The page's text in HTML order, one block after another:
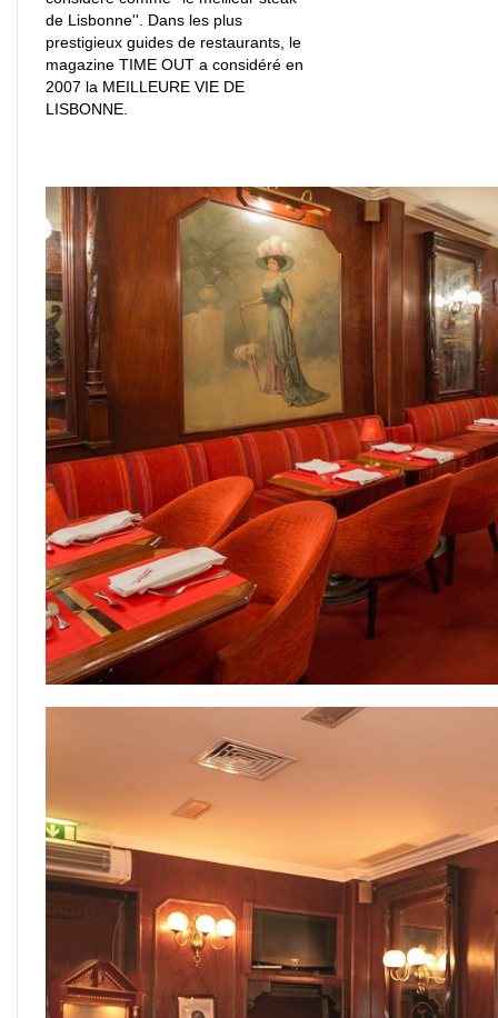
de Lisbonne''. Dans les plus
prestigieux guides de restaurants, le
magazine TIME OUT a considéré en
2007 la MEILLEURE VIE DE
LISBONNE.